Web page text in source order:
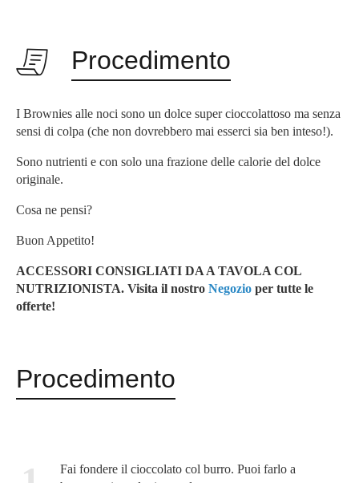
Procedimento
I Brownies alle noci sono un dolce super cioccolattoso ma senza
sensi di colpa (che non dovrebbero mai esserci sia ben inteso!).
Sono nutrienti e con solo una frazione delle calorie del dolce
originale.
Cosa ne pensi?
Buon Appetito!
ACCESSORI CONSIGLIATI DA A TAVOLA COL
NUTRIZIONISTA. Visita il nostro Negozio per tutte le
offerte!
Procedimento
Fai fondere il cioccolato col burro. Puoi farlo a